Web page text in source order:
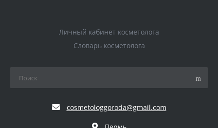
Личный кабинет косметолога
Словарь косметолога
cosmetologgoroda@gmail.com